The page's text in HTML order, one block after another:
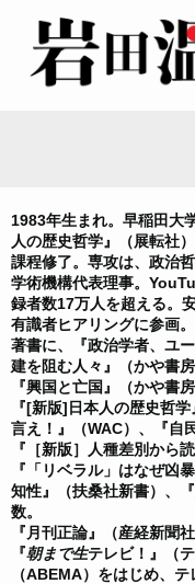
1983年生まれ。早稲田大
人の歴史哲学』（展転社
課程修了。専攻は、政治
学術機構代表理事。
録者数17万人を超える。
有識者ヒアリングに参画。
著書に、『政治学者、ユ
建を阻む人々』（かや書
『興国と亡国』（かや書
『[新版]日本人の歴史哲
言え！』（WAC）、『自
『［新版］人種差別から
『「リベラル」はなぜ凶
知性』（扶桑社新書）、
数。
『月刊正論』（産経新聞
『朝まで生テレビ！』（
（ABEMA）をはじめ、